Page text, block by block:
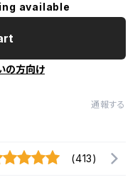
available
の方向け
通報する
(413)